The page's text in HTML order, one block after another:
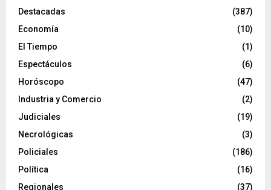
Destacadas
(387)
Economía
(10)
El Tiempo
(1)
Espectáculos
(6)
Horóscopo
(47)
Industria y Comercio
(2)
Judiciales
(19)
Necrológicas
(3)
Policiales
(186)
Política
(16)
Regionales
(37)